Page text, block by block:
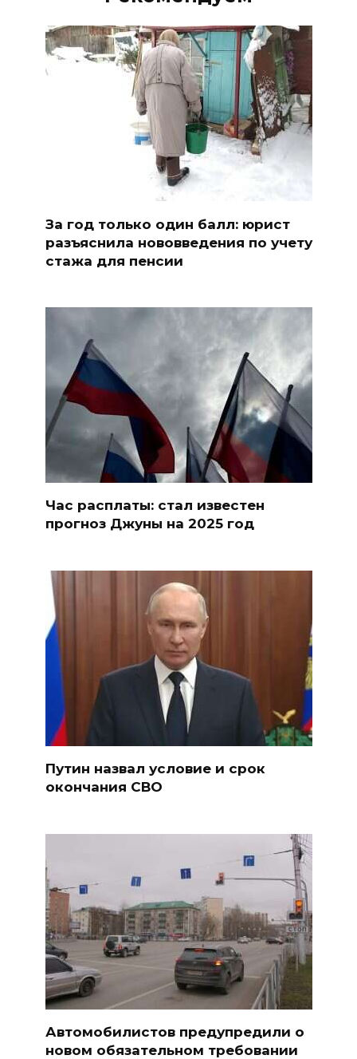
За год только один балл: юрист
разъяснила нововведения по учету
стажа для пенсии
Час расплаты: стал известен
прогноз Джуны на 2025 год
Путин назвал условие и срок
окончания СВО
Автомобилистов предупредили о
новом обязательном требовании